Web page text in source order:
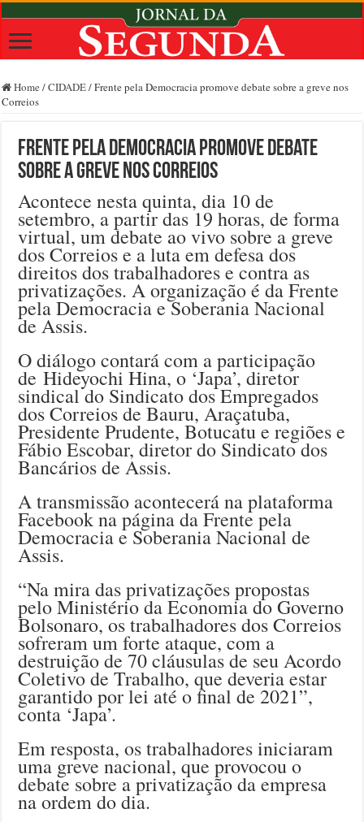
Home /CIDADE/Frente pela Democracia promove debate sobre a greve nos
Correios
Frente pela Democracia promove debate
sobre a greve nos Correios
Acontece nesta quinta, dia 10 de
setembro, a partir das 19 horas, de forma
virtual, um debate ao vivo sobre a greve
dos Correios e a luta em defesa dos
direitos dos trabalhadores e contra as
privatizações. A organização é da Frente
pela Democracia e Soberania Nacional
de Assis.
O diálogo contará com a participação
de Hideyochi Hina, o ‘Japa’, diretor
sindical do Sindicato dos Empregados
dos Correios de Bauru, Araçatuba,
Presidente Prudente, Botucatu e regiões e
Fábio Escobar, diretor do Sindicato dos
Bancários de Assis.
A transmissão acontecerá na plataforma
Facebook na página da Frente pela
Democracia e Soberania Nacional de
Assis.
“Na mira das privatizações propostas
pelo Ministério da Economia do Governo
Bolsonaro, os trabalhadores dos Correios
sofreram um forte ataque, com a
destruição de 70 cláusulas de seu Acordo
Coletivo de Trabalho, que deveria estar
garantido por lei até o final de 2021”,
conta ‘Japa’.
Em resposta, os trabalhadores iniciaram
uma greve nacional, que provocou o
debate sobre a privatização da empresa
na ordem do dia.